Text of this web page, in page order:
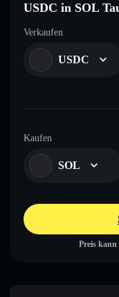
USDC in SOL
Verkaufen
USDC
Kaufen
SOL
Preis kann